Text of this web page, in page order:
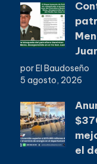
por El Baudoseño
5 agosto, 2026
el